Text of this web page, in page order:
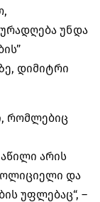
უნდა
დიმიტრი
რომლებიც
არის
და
უფლებაც“, –